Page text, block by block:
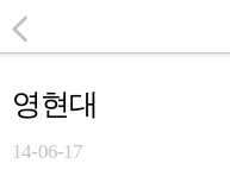
영현대
14-06-17